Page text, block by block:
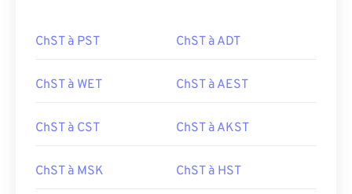
ChST à PST ChST à ADT
ChST à WET ChST à AEST
ChST à CST ChST à AKST
ChST à MSK ChST à HST